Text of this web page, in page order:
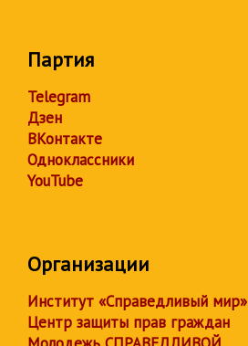
Партия
Telegram
Дзен
ВКонтакте
Одноклассники
YouTube
Организации
Институт «Справедливый мир»
Центр защиты прав граждан